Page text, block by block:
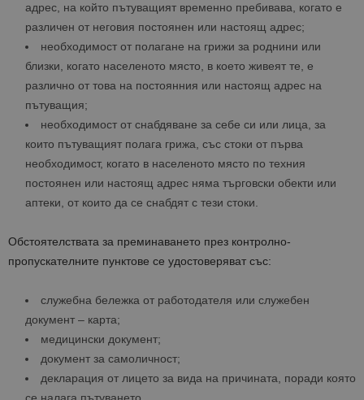
адрес, на който пътуващият временно пребивава, когато е
различен от неговия постоянен или настоящ адрес;
необходимост от полагане на грижи за роднини или
близки, когато населеното място, в което живеят те, е
различно от това на постоянния или настоящ адрес на
пътуващия;
необходимост от снабдяване за себе си или лица, за
които пътуващият полага грижа, със стоки от първа
необходимост, когато в населеното място по техния
постоянен или настоящ адрес няма търговски обекти или
аптеки, от които да се снабдят с тези стоки.
Обстоятелствата за преминаването през контролно-
пропускателните пунктове се удостоверяват със:
служебна бележка от работодателя или служебен
документ – карта;
медицински документ;
документ за самоличност;
декларация от лицето за вида на причината, поради която